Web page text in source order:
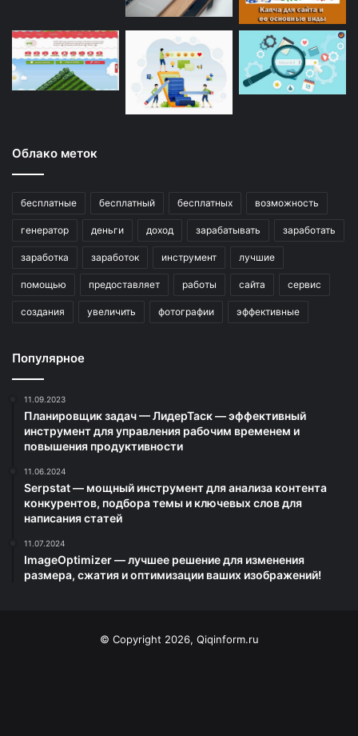
Облако меток
бесплатные бесплатный бесплатных возможность
генератор деньги доход зарабатывать заработать
заработка заработок инструмент лучшие
помощью предоставляет работы сайта сервис
создания увеличить фотографии эффективные
Популярное
11.09.2023
Планировщик задач — ЛидерТаск — эффективный
инструмент для управления рабочим временем и
повышения продуктивности
11.06.2024
Serpstat — мощный инструмент для анализа контента
конкурентов, подбора темы и ключевых слов для
написания статей
11.07.2024
ImageOptimizer — лучшее решение для изменения
размера, сжатия и оптимизации ваших изображений!
© Copyright 2026, Qiqinform.ru